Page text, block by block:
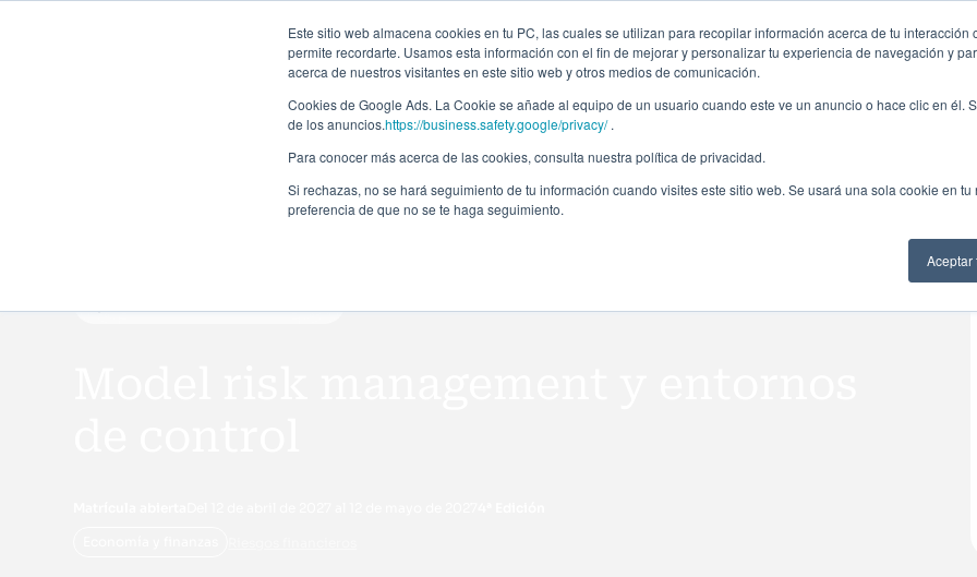
Este sitio web almacena cookies en tu PC, las cuales se utilizan para recopilar información acerca de tu interacción
permite recordarte. Usamos esta información con el fin de mejorar y personalizar tu experiencia de navegación y
acerca de nuestros visitantes en este sitio web y otros medios de comunicación.
Cookies de Google Ads. La Cookie se añade al equipo de un usuario cuando este ve un anuncio o hace clic en él.
de los anuncios.https://business.safety.google/privacy/.
Para conocer más acerca de las cookies, consulta nuestra política de privacidad.
Si rechazas, no se hará seguimiento de tu información cuando visites este sitio web. Se usará una sola cookie en
preferencia de que no se te haga seguimiento.
Aceptar